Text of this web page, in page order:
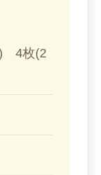
) 4枚(2